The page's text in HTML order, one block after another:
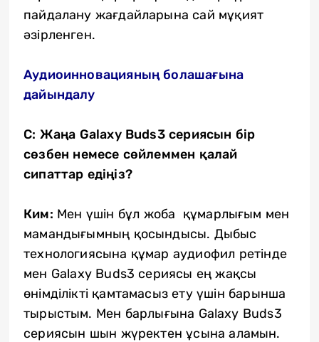
пайдалану жағдайларына сай мұқият
әзірленген.
Аудиоинновацияның болашағына
дайындалу
С: Жаңа Galaxy Buds3 сериясын бір
сөзбен немесе сөйлеммен қалай
сипаттар едіңіз?
Ким: Мен үшін бұл жоба құмарлығым мен
мамандығымның қосындысы. Дыбыс
технологиясына құмар аудиофил ретінде
мен Galaxy Buds3 сериясы ең жақсы
өнімділікті қамтамасыз ету үшін барынша
тырыстым. Мен барлығына Galaxy Buds3
сериясын шын жүректен ұсына аламын.